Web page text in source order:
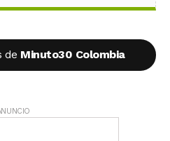
de Minuto30 Colombia